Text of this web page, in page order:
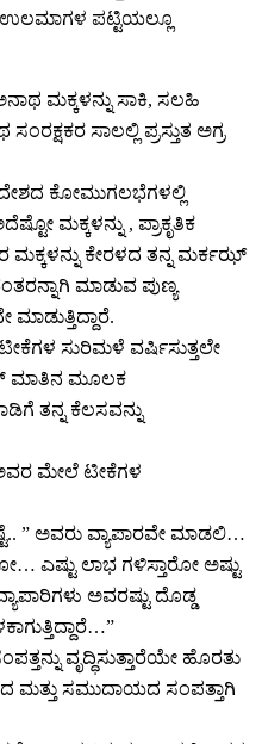
ಉಲಮಾಗಳ ಪಟ್ಟಿಯಲ್ಲೂ
ಮಕ್ಕಳನ್ನು ಸಾಕಿ, ಸಲಹಿ
ಸಾಲಲ್ಲಿ ಪ್ರಸ್ತುತ ಅಗ್ರ
ಕೋಮುಗಲಭೆಗಳಲ್ಲಿ
ಮಕ್ಕಳನ್ನು , ಪ್ರಾಕೃತಿಕ
ಕೇರಳದ ತನ್ನ ಮರ್ಕಝ್
ಮಾಡುವ ಪುಣ್ಯ
ಮಾಡುತ್ತಿದ್ದಾರೆ.
ಸುರಿಮಳೆ ವರ್ಷಿಸುತ್ತಲೇ
ಮಾತಿನ ಮೂಲಕ
ತನ್ನ ಕೆಲಸವನ್ನು
ಮೇಲೆ ಟೀಕೆಗಳ
” ಅವರು ವ್ಯಾಪಾರವೇ ಮಾಡಲಿ…
ಎಷ್ಟು ಲಾಭ ಗಳಿಸ್ತಾರೋ ಅಷ್ಟು
ಅವರಷ್ಟು ದೊಡ್ಡ
ವೃದ್ಧಿಸುತ್ತಾರೆಯೇ ಹೊರತು
ಮತ್ತು ಸಮುದಾಯದ ಸಂಪತ್ತಾಗಿ